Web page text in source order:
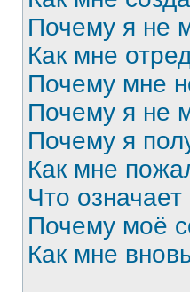
Почему я не
Как мне
Почему мне
Почему я не
Почему я
Как мне
Что
Почему моё
Как мне